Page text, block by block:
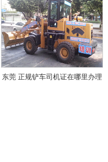
东莞 正规铲车司机证在哪里办理